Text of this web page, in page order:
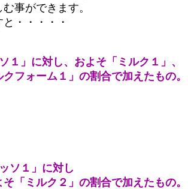
事ができます。
・・・・・
１」に対し、およそ「ミルク１」、
の割合で加えたもの。
ソ１」に対し
の割合で加えたもの。